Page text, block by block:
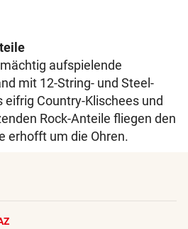
aufspielende
mit 12-String- und Steel-
eifrig Country-Klischees und
Rock-Anteile fliegen den
erhofft um die Ohren.